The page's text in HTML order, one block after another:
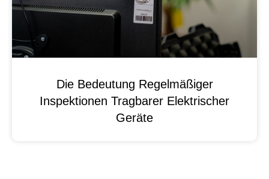
Die Bedeutung Regelmäßiger
Inspektionen Tragbarer Elektrischer
Geräte